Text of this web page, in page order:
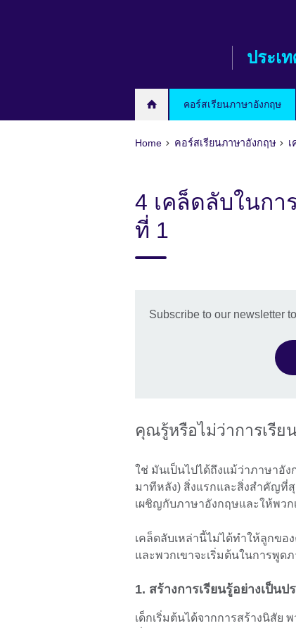
ประเ
คอร์สเรียนภาษาอังกฤษ
Home คอร์สเรียนภาษาอังกฤษ
4 เคล็ดลับในก
ที่ 1
Subscribe to our newsletter
คุณรู้หรือไม่ว่าการเรีย
ใช่ มันเป็นไปได้ถึงแม้ว่าภาษาอั
มาทีหลัง) สิ่งแรกและสิ่งสำคัญที่
เผชิญกับภาษาอังกฤษและให้พว
เคล็ดลับเหล่านี้ไม่ได้ทำให้ลูกข
และพวกเขาจะเริ่มต้นในการพูด
1. สร้างการเรียนรู้อย่างเป็นป
เด็กเริ่มต้นได้จากการสร้างนิสัย